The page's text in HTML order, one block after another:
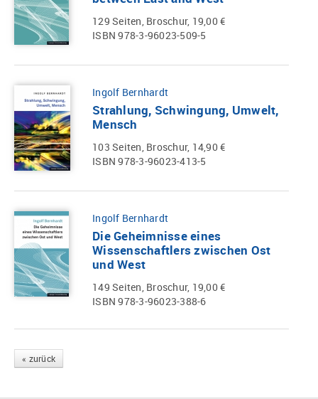
129 Seiten, Broschur, 19,00 €
ISBN 978-3-96023-509-5
Ingolf Bernhardt
Strahlung, Schwingung, Umwelt,
Mensch
103 Seiten, Broschur, 14,90 €
ISBN 978-3-96023-413-5
Ingolf Bernhardt
Die Geheimnisse eines
Wissenschaftlers zwischen Ost
und West
149 Seiten, Broschur, 19,00 €
ISBN 978-3-96023-388-6
« zurück